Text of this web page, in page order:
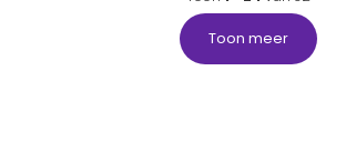
Toon meer